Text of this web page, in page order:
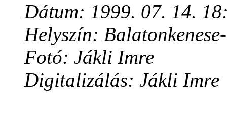
Dátum: 1999. 07. 14.
Helyszín:
Fotó: Jákli Imre
Digitalizálás: Jákli Imre